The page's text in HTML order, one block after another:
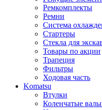
Ремкомплекты
Ремни
Система
Стартеры
Стекла для
Товары по акции
Трапеция
Фильтры
Ходовая часть
Komatsu
Втулки
Коленчатые